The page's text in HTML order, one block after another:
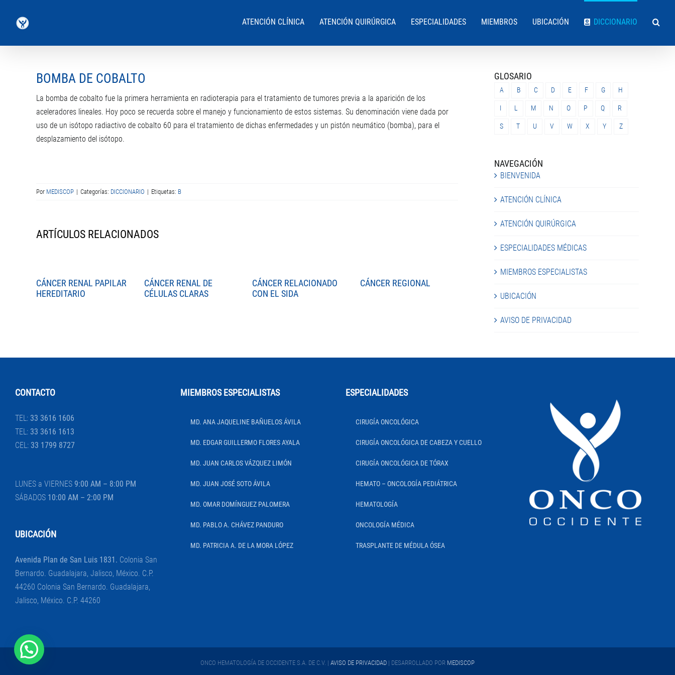
ATENCIÓN CLÍNICA ATENCIÓN QUIRÚRGICA ESPECIALIDADES MIEMBROS UBICACIÓN DICCIONARIO
BOMBA DE COBALTO
La bomba de cobalto fue la primera herramienta en radioterapia para el tratamiento de tumores previa a la aparición de los
aceleradores lineales. Hoy poco se recuerda sobre el manejo y funcionamiento de estos sistemas. Su denominación viene dada por
uso de un isótopo radiactivo de cobalto 60 para el tratamiento de dichas enfermedades y un pistón neumático (bomba), para el
desplazamiento del isótopo.
Por MEDISCOP | Categorías: DICCIONARIO | Etiquetas: B
ARTÍCULOS RELACIONADOS
CÁNCER RENAL PAPILAR
HEREDITARIO
CÁNCER RENAL DE
CÉLULAS CLARAS
CÁNCER RELACIONADO
CON EL SIDA
CÁNCER REGIONAL
GLOSARIO
A B C D E F G H
I L M N O P Q R
S T U V W X Y Z
NAVEGACIÓN
BIENVENIDA
ATENCIÓN CLÍNICA
ATENCIÓN QUIRÚRGICA
ESPECIALIDADES MÉDICAS
MIEMBROS ESPECIALISTAS
UBICACIÓN
AVISO DE PRIVACIDAD
CONTACTO
TEL: 33 3616 1606
TEL: 33 3616 1613
CEL: 33 1799 8727
LUNES a VIERNES 9:00 AM – 8:00 PM
SÁBADOS 10:00 AM – 2:00 PM
UBICACIÓN
Avenida Plan de San Luis 1831. Colonia San
Bernardo. Guadalajara, Jalisco, México. C.P.
44260 Colonia San Bernardo. Guadalajara,
Jalisco, México. C.P. 44260
MIEMBROS ESPECIALISTAS
MD. ANA JAQUELINE BAÑUELOS ÁVILA
MD. EDGAR GUILLERMO FLORES AYALA
MD. JUAN CARLOS VÁZQUEZ LIMÓN
MD. JUAN JOSÉ SOTO ÁVILA
MD. OMAR DOMÍNGUEZ PALOMERA
MD. PABLO A. CHÁVEZ PANDURO
MD. PATRICIA A. DE LA MORA LÓPEZ
ESPECIALIDADES
CIRUGÍA ONCOLÓGICA
CIRUGÍA ONCOLÓGICA DE CABEZA Y CUELLO
CIRUGÍA ONCOLÓGICA DE TÓRAX
HEMATO – ONCOLOGÍA PEDIÁTRICA
HEMATOLOGÍA
ONCOLOGÍA MÉDICA
TRASPLANTE DE MÉDULA ÓSEA
ONCO HEMATOLOGÍA DE OCCIDENTE S.A. DE C.V. | AVISO DE PRIVACIDAD | DESARROLLADO POR MEDISCOP